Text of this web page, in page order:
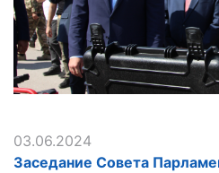
03.06.2024
Заседание Совета